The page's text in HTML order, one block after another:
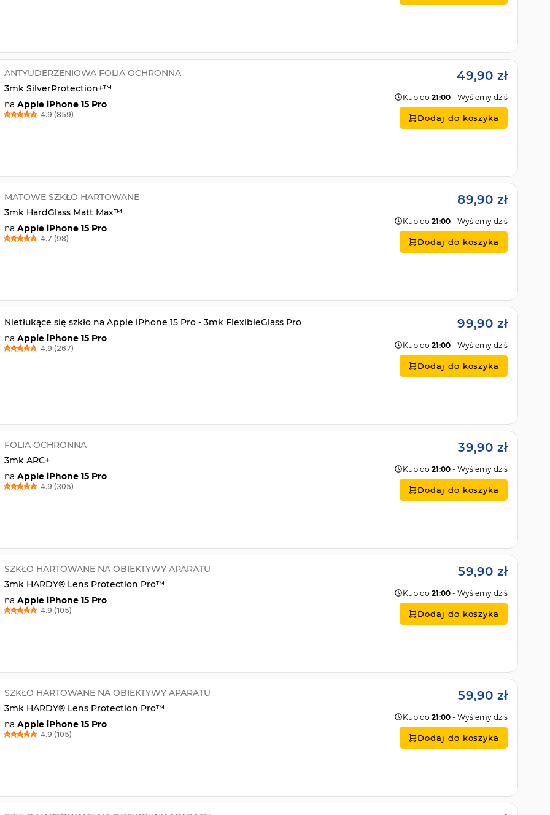
ANTYUDERZENIOWA FOLIA OCHRONNA
3mk SilverProtection+™
na Apple iPhone 15 Pro
4.9 (859)
49,90 zł
Kup do 21:00 - Wyślemy dziś
Dodaj do koszyka
MATOWE SZKŁO HARTOWANE
3mk HardGlass Matt Max™
na Apple iPhone 15 Pro
4.7 (98)
89,90 zł
Kup do 21:00 - Wyślemy dziś
Dodaj do koszyka
Nietłukące się szkło na Apple iPhone 15 Pro - 3mk FlexibleGlass Pro
na Apple iPhone 15 Pro
4.9 (267)
99,90 zł
Kup do 21:00 - Wyślemy dziś
Dodaj do koszyka
FOLIA OCHRONNA
3mk ARC+
na Apple iPhone 15 Pro
4.9 (305)
39,90 zł
Kup do 21:00 - Wyślemy dziś
Dodaj do koszyka
SZKŁO HARTOWANE NA OBIEKTYWY APARATU
3mk HARDY® Lens Protection Pro™
na Apple iPhone 15 Pro
4.9 (105)
59,90 zł
Kup do 21:00 - Wyślemy dziś
Dodaj do koszyka
SZKŁO HARTOWANE NA OBIEKTYWY APARATU
3mk HARDY® Lens Protection Pro™
na Apple iPhone 15 Pro
4.9 (105)
59,90 zł
Kup do 21:00 - Wyślemy dziś
Dodaj do koszyka